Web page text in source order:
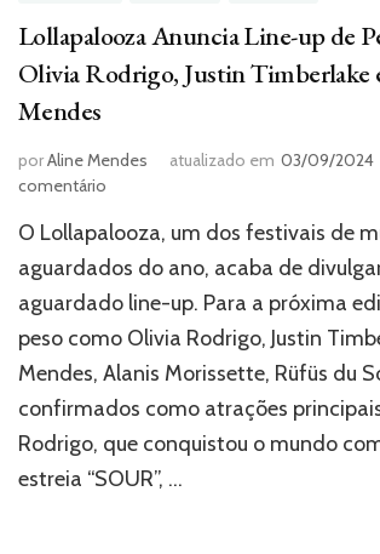
Lollapalooza Anuncia Line-up de
Olivia Rodrigo, Justin Timberlake
Mendes
porAline Mendes atualizado em 03/09/2024
comentário
Anuncia
Line-
de
Peso
com
Olivia
Rodrigo,
Justin
e
O Lollapalooza, um dos festivais de
aguardados do ano, acaba de
aguardado line-up. Para a próxima
peso como Olivia Rodrigo, Justin
Mendes, Alanis Morissette, Rüfüs du
confirmados como atrações
Rodrigo, que conquistou o mundo
estreia “SOUR”, …